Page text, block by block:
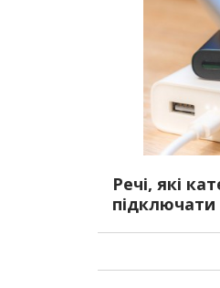
Речі, які